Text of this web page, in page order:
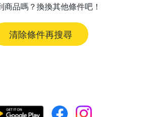
商品嗎？換換其他條件吧！
清除條件再搜尋